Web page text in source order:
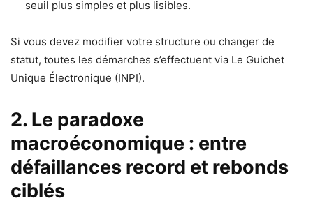
seuil plus simples et plus lisibles.
Si vous devez modifier votre structure ou changer de
statut, toutes les démarches s’effectuent via Le Guichet
Unique Électronique (INPI).
2. Le paradoxe
macroéconomique : entre
défaillances record et rebonds
ciblés